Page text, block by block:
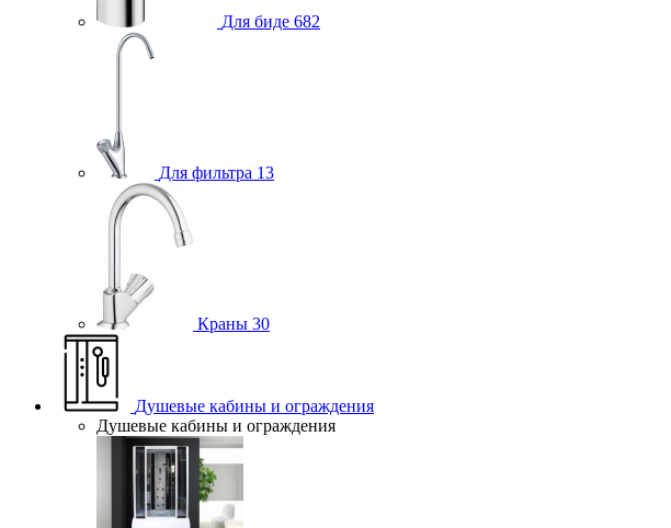
Для биде 682
Для фильтра 13
Краны 30
Душевые кабины и ограждения
Душевые кабины и ограждения